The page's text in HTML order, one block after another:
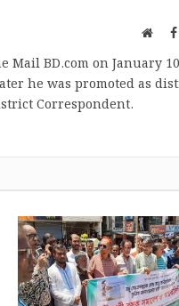
BD.com on January
he was promoted as
Correspondent.